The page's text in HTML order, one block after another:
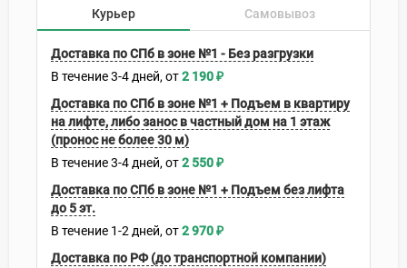
Курьер Самовывоз
Доставка по СПб в зоне №1 - Без разгрузки
В течение3-4 дней 2 190₽
Доставка по СПб в зоне №1 + Подъем в квартиру
на лифте, либо занос в частный дом на 1 этаж
(пронос не более 30 м)
В течение3-4 дней 2 550₽
Доставка по СПб в зоне №1 + Подъем без лифта
до 5 эт.
В течение 1-2 дней 2 970₽
Доставка по РФ (до транспортной компании)